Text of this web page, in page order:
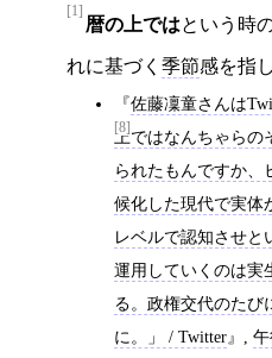
[1]
暦の上ではという時
れに基づく 季節感を指
[8]
佐藤凜童さんは
上ではなんちゃらの
られたもんですか、
候化した現代で実体
レベルで認知させと
運用していくのは実
る。政権交代のたび
に。」 / Twitter
午